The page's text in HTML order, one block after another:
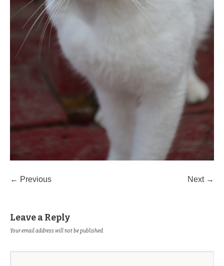
← Previous Next →
Leave a Reply
Your email address will not be published.